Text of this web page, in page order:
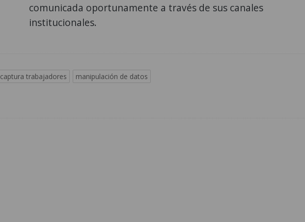
comunicada oportunamente a través de sus canales
institucionales.
captura trabajadores
manipulación de datos